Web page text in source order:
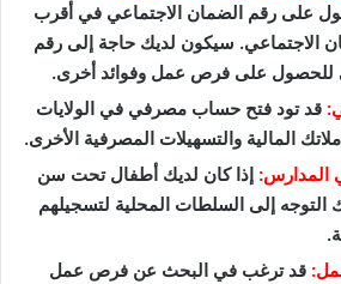
على رقم الضمان الاجتماعي في أقرب
الاجتماعي. سيكون لديك حاجة إلى رقم
للحصول على فرص عمل وفوائد أخرى.
قد تود فتح حساب مصرفي في الولايات
المالية والتسهيلات المصرفية الأخرى.
المدارس: إذا كان لديك أطفال تحت سن
التوجه إلى السلطات المحلية لتسجيلهم
قد ترغب في البحث عن فرص عمل